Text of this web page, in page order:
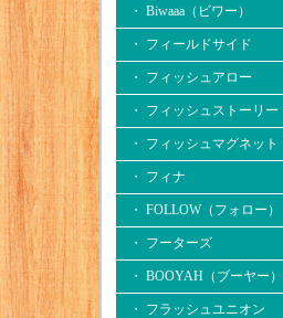
・ Biwaaa（ビワー）
・ フィールドサイド
・ フィッシュアロー
・ フィッシュストーリー
・ フィッシュマグネット
・ フィナ
・ FOLLOW（フォロー）
・ フーターズ
・ BOOYAH（ブーヤー）
・ フラッシュユニオン